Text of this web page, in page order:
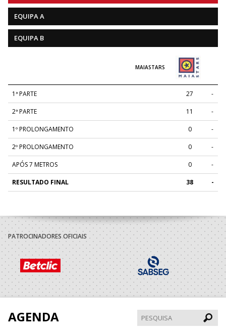
EQUIPA A
EQUIPA B
MAIASTARS
1ª PARTE 27 -
2ª PARTE 11 -
1º PROLONGAMENTO 0 -
2º PROLONGAMENTO 0 -
APÓS 7 METROS 0 -
RESULTADO FINAL 38 -
PATROCINADORES OFICIAIS
AGENDA